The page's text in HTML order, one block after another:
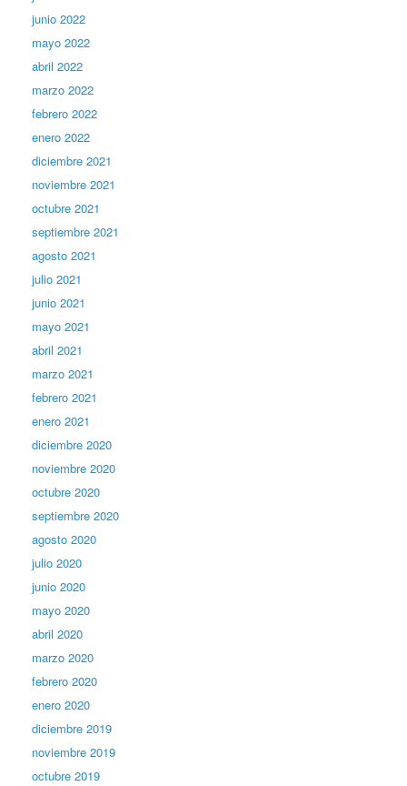
junio 2022
mayo 2022
abril 2022
marzo 2022
febrero 2022
enero 2022
diciembre 2021
noviembre 2021
octubre 2021
septiembre 2021
agosto 2021
julio 2021
junio 2021
mayo 2021
abril 2021
marzo 2021
febrero 2021
enero 2021
diciembre 2020
noviembre 2020
octubre 2020
septiembre 2020
agosto 2020
julio 2020
junio 2020
mayo 2020
abril 2020
marzo 2020
febrero 2020
enero 2020
diciembre 2019
noviembre 2019
octubre 2019